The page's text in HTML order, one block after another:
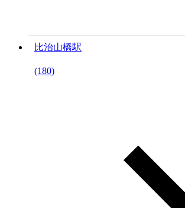
比治山橋駅
(180)